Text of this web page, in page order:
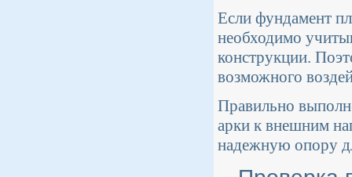
Если фундамент
необходимо
конструкции.
возможного
Правильно
арки к внешним
надежную опору